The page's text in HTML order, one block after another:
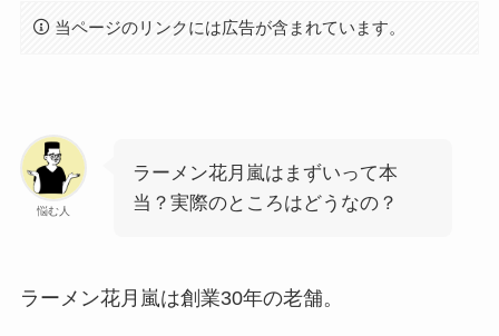
当ページのリンクには広告が含まれています。
悩む人
ラーメン花月嵐はまずいって本
当？実際のところはどうなの？
ラーメン花月嵐は創業30年の老舗。